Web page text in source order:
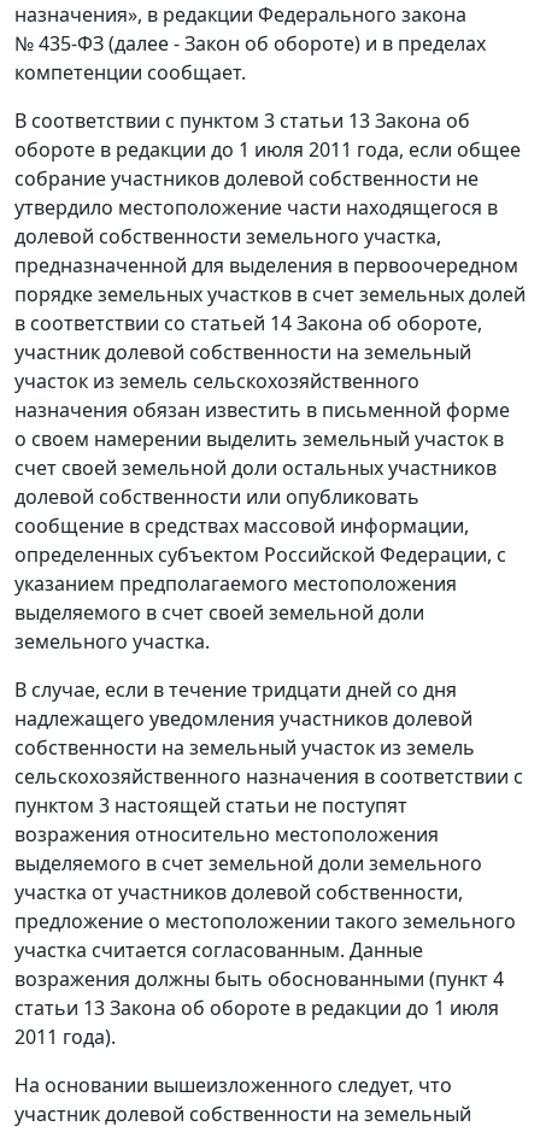
назначения», в редакции Федерального закона
№ 435-ФЗ (далее - Закон об обороте) и в пределах
компетенции сообщает.
В соответствии с пунктом 3 статьи 13 Закона об
обороте в редакции до 1 июля 2011 года, если общее
собрание участников долевой собственности не
утвердило местоположение части находящегося в
долевой собственности земельного участка,
предназначенной для выделения в первоочередном
порядке земельных участков в счет земельных долей
в соответствии со статьей 14 Закона об обороте,
участник долевой собственности на земельный
участок из земель сельскохозяйственного
назначения обязан известить в письменной форме
о своем намерении выделить земельный участок в
счет своей земельной доли остальных участников
долевой собственности или опубликовать
сообщение в средствах массовой информации,
определенных субъектом Российской Федерации, с
указанием предполагаемого местоположения
выделяемого в счет своей земельной доли
земельного участка.
В случае, если в течение тридцати дней со дня
надлежащего уведомления участников долевой
собственности на земельный участок из земель
сельскохозяйственного назначения в соответствии с
пунктом 3 настоящей статьи не поступят
возражения относительно местоположения
выделяемого в счет земельной доли земельного
участка от участников долевой собственности,
предложение о местоположении такого земельного
участка считается согласованным. Данные
возражения должны быть обоснованными (пункт 4
статьи 13 Закона об обороте в редакции до 1 июля
2011 года).
На основании вышеизложенного следует, что
участник долевой собственности на земельный